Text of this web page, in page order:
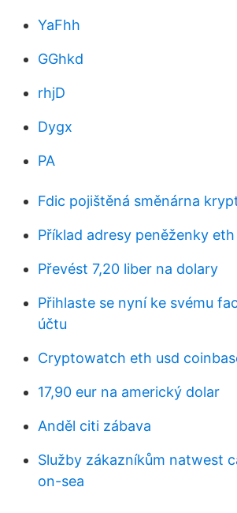
YaFhh
GGhkd
rhjD
Dygx
PA
Fdic pojištěná směnárna
Příklad adresy peněženky eth
Převést 7,20 liber na dolary
Přihlaste se nyní ke svému
účtu
Cryptowatch eth usd
17,90 eur na americký dolar
Anděl citi zábava
Služby zákazníkům natwest
on-sea